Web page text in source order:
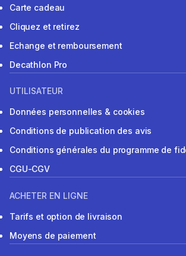
Carte cadeau
Cliquez et retirez
Echange et remboursement
Decathlon Pro
UTILISATEUR
Données personnelles & cookies
Conditions de publication des avis
Conditions générales du programme de
CGU-CGV
ACHETER EN LIGNE
Tarifs et option de livraison
Moyens de paiement